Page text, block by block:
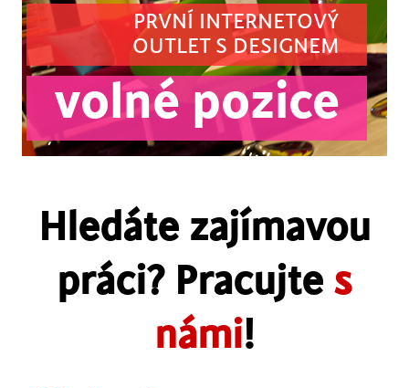
PRVNÍ INTERNETOVÝ
OUTLET S DESIGNEM
volné pozice
Hledáte zajímavou
práci? Pracujte s
námi!